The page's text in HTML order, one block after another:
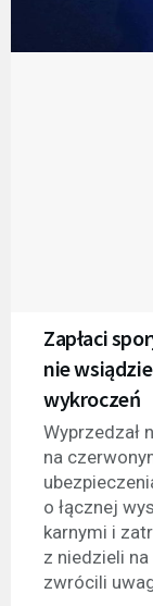
Zapłaci
nie
wykroczeń
Wyprzedzał
na
o łącznej
karnymi i
z niedzieli
zwrócili